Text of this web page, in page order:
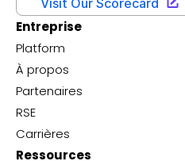
Entreprise
Platform
À propos
Partenaires
RSE
Carrières
Ressources